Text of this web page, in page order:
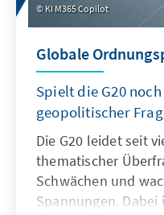
KI M365 Copilot
Globale
Spielt die G20
geopolitischer
Die G20 leidet seit
thematischer
Schwächen und
Spannungen.